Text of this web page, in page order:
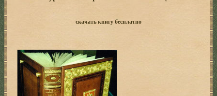
скачать книгу бесплатно